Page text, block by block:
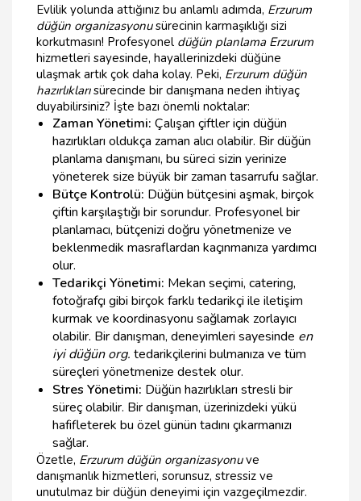
Evlilik yolunda attığınız bu anlamlı adımda, Erzurum
düğün organizasyonusürecinin karmaşıklığı sizi
korkutmasın! Profesyonel düğün planlama Erzurum
hizmetleri sayesinde, hayallerinizdeki düğüne
ulaşmak artık çok daha kolay. Peki, Erzurum düğün
hazırlıklarısürecinde bir danışmana neden ihtiyaç
duyabilirsiniz? İşte bazı önemli noktalar:
Zaman Yönetimi: Çalışan çiftler için düğün
hazırlıkları oldukça zaman alıcı olabilir. Bir düğün
planlama danışmanı, bu süreci sizin yerinize
yöneterek size büyük bir zaman tasarrufu sağlar.
Bütçe Kontrolü: Düğün bütçesini aşmak, birçok
çiftin karşılaştığı bir sorundur. Profesyonel bir
planlamacı, bütçenizi doğru yönetmenize ve
beklenmedik masraflardan kaçınmanıza yardımcı
olur.
Tedarikçi Yönetimi: Mekan seçimi, catering,
fotoğrafçı gibi birçok farklı tedarikçi ile iletişim
kurmak ve koordinasyonu sağlamak zorlayıcı
olabilir. Bir danışman, deneyimleri sayesinde en
iyi düğün org. tedarikçilerini bulmanıza ve tüm
süreçleri yönetmenize destek olur.
Stres Yönetimi: Düğün hazırlıkları stresli bir
süreç olabilir. Bir danışman, üzerinizdeki yükü
hafifleterek bu özel günün tadını çıkarmanızı
sağlar.
Özetle, Erzurum düğün organizasyonuve
danışmanlık hizmetleri, sorunsuz, stressiz ve
unutulmaz bir düğün deneyimi için vazgeçilmezdir.